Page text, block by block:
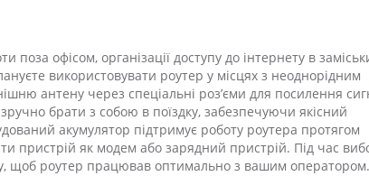
офісом, організації доступу до інтернету в
використовувати роутер у місцях з неоднорідним
антену через спеціальні роз’єми для посилення
брати з собою в поїздку, забезпечуючи якісний
акумулятор підтримує роботу роутера протягом
пристрій як модем або зарядний пристрій. Під час
щоб роутер працював оптимально з вашим оператором.